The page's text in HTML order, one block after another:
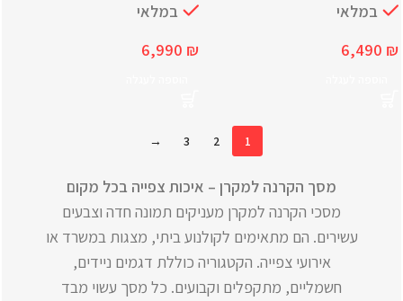
במלאי
6,490 ₪
במלאי
6,990 ₪
1
2
3
→
מסך הקרנה למקרן – איכות צפייה בכל מקום
מסכי הקרנה למקרן מעניקים תמונה חדה וצבעים
עשירים. הם מתאימים לקולנוע ביתי, מצגות במשרד או
אירועי צפייה. הקטגוריה כוללת דגמים ניידים,
חשמליים, מתקפלים וקבועים. כל מסך עשוי מבד